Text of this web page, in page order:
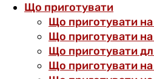
Що приготувати
Що приготувати
Що приготувати
Що приготувати
Що приготувати на